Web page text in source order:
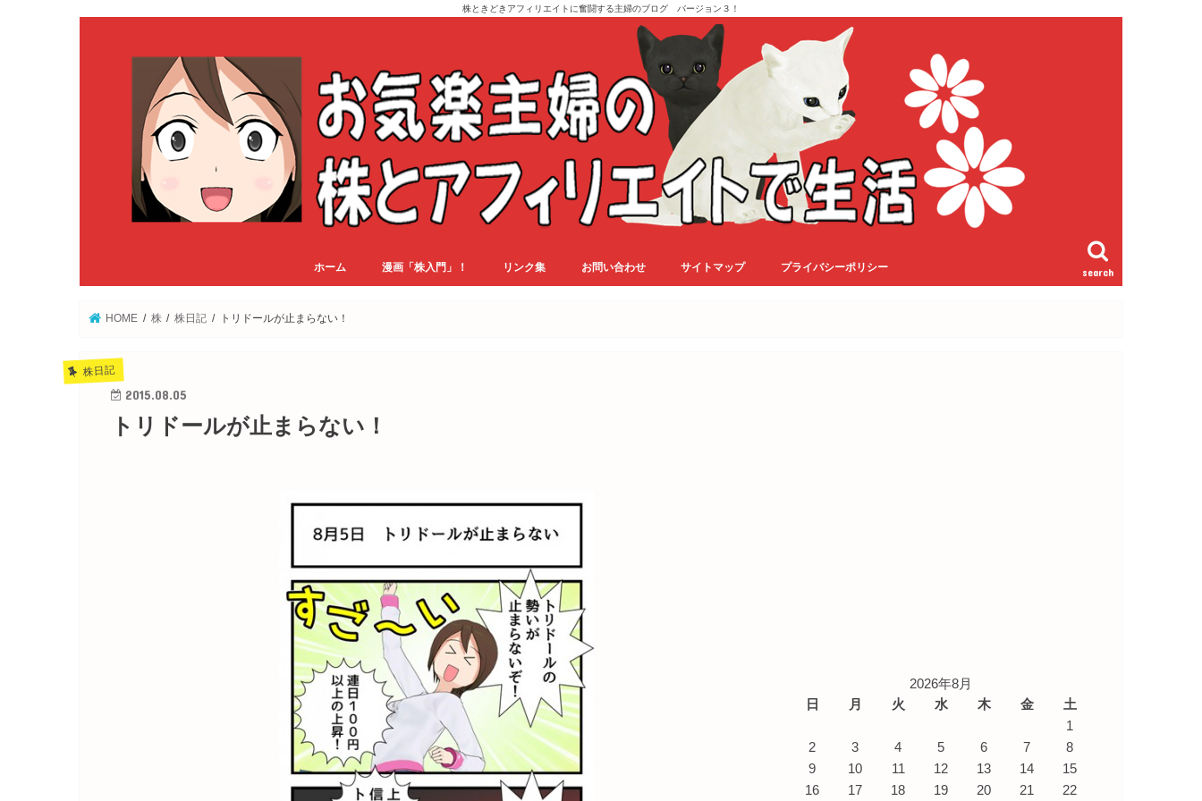
株ときどきアフィリエイトに奮闘する主婦のブログ バージョン３！
search
ホーム 漫画「株入門」！ リンク集 お問い合わせ サイトマップ プライバシーポリシー
HOME 株 株日記 トリドールが止まらない！
株日記
2015.08.05
トリドールが止まらない！
2026年8月
日
月 火 水 木 金
土
1
2
3 4 5 6 7
8
9
10 11 12 13 14
15
16
17 18 19 20 21 22